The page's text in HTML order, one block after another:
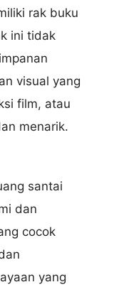
rak buku
ini tidak
visual yang
film, atau
menarik.
santai
dan
cocok
yang